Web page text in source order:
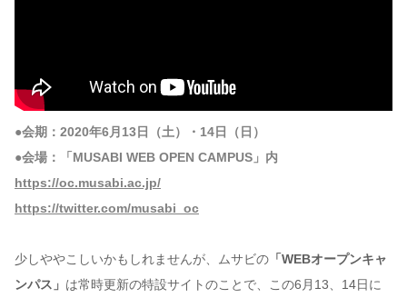
●会期：2020年6月13日（土）・14日（日）
●会場：「MUSABI WEB OPEN CAMPUS」内
https://oc.musabi.ac.jp/
https://twitter.com/musabi_oc
少しややこしいかもしれませんが、ムサビの 「WEBオープンキャ
ンパス」 は常時更新の特設サイトのことで、この6月13、14日に